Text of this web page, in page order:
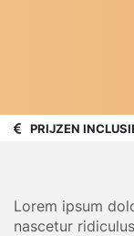
PRIJZEN
Lorem ipsum
nascetur